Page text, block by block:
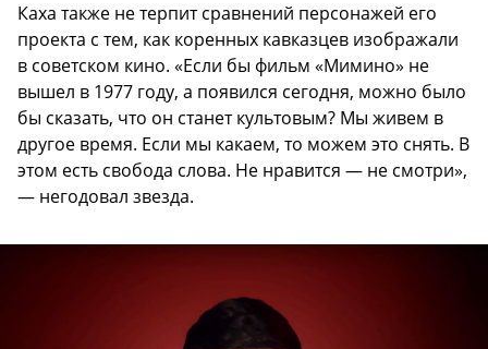
Каха также не терпит сравнений персонажей его
проекта с тем, как коренных кавказцев изображали
в советском кино. «Если бы фильм «Мимино» не
вышел в 1977 году, а появился сегодня, можно было
бы сказать, что он станет культовым? Мы живем в
другое время. Если мы какаем, то можем это снять. В
этом есть свобода слова. Не нравится — не смотри»,
— негодовал звезда.